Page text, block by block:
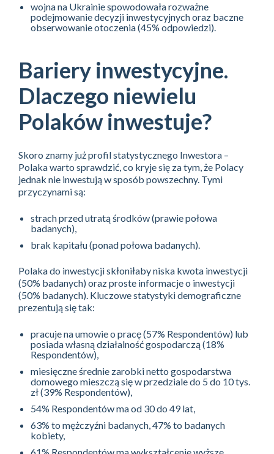
wojna na Ukrainie spowodowała rozważne
podejmowanie decyzji inwestycyjnych oraz baczne
obserwowanie otoczenia (45% odpowiedzi).
Bariery inwestycyjne.
Dlaczego niewielu
Polaków inwestuje?
Skoro znamy już profil statystycznego Inwestora –
Polaka warto sprawdzić, co kryje się za tym, że Polacy
jednak nie inwestują w sposób powszechny. Tymi
przyczynami są:
strach przed utratą środków (prawie połowa
badanych),
brak kapitału (ponad połowa badanych).
Polaka do inwestycji skłoniłaby niska kwota inwestycji
(50% badanych) oraz proste informacje o inwestycji
(50% badanych). Kluczowe statystyki demograficzne
prezentują się tak:
pracuje na umowie o pracę (57% Respondentów) lub
posiada własną działalność gospodarczą (18%
Respondentów),
miesięczne średnie zarobki netto gospodarstwa
domowego mieszczą się w przedziale do 5 do 10 tys.
zł (39% Respondentów),
54% Respondentów ma od 30 do 49 lat,
63% to mężczyźni badanych, 47% to badanych
kobiety,